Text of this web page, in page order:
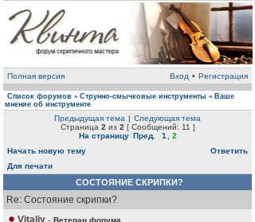
Полная версия Вход • Регистрация
Список форумов » Струнно-смычковые инструменты » Ваше
мнение об инструменте
Предыдущая тема | Следующая тема
Страница 2 из 2 [ Сообщений: 11 ]
На страницу Пред. 1
2
Начать новую тему
Ответить
Для печати
СОСТОЯНИЕ СКРИПКИ?
Re: Состояние скрипки?
Vitaliy - Ветеран форума